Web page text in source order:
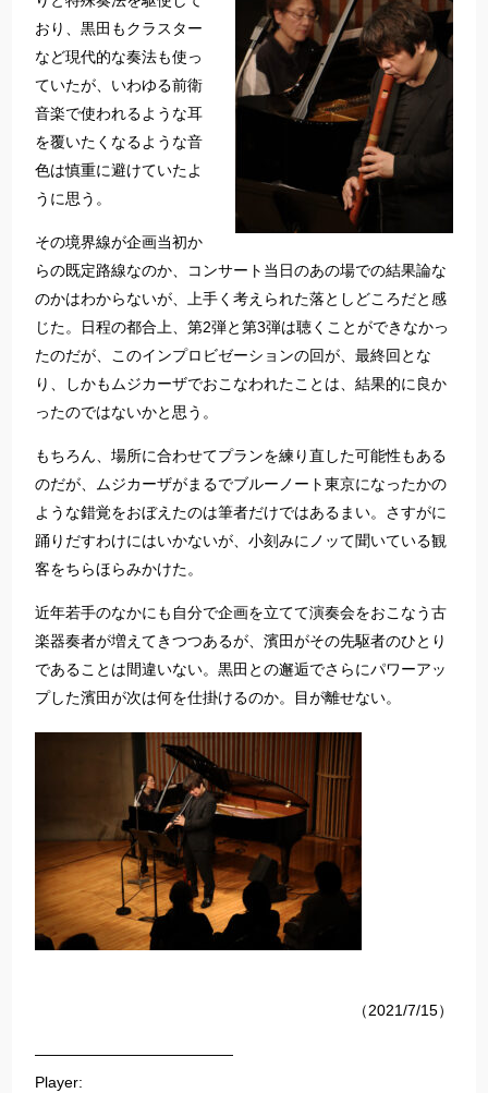
おり、黒田もクラスター
など現代的な奏法も使っ
ていたが、いわゆる前衛
音楽で使われるような耳
を覆いたくなるような音
色は慎重に避けていたよ
うに思う。
その境界線が企画当初か
らの既定路線なのか、コンサート当日のあの場での結果論な
のかはわからないが、上手く考えられた落としどころだと感
じた。日程の都合上、第2弾と第3弾は聴くことができなかっ
たのだが、このインプロビゼーションの回が、最終回とな
り、しかもムジカーザでおこなわれたことは、結果的に良か
ったのではないかと思う。
もちろん、場所に合わせてプランを練り直した可能性もある
のだが、ムジカーザがまるでブルーノート東京になったかの
ような錯覚をおぼえたのは筆者だけではあるまい。さすがに
踊りだすわけにはいかないが、小刻みにノッて聞いている観
客をちらほらみかけた。
近年若手のなかにも自分で企画を立てて演奏会をおこなう古
楽器奏者が増えてきつつあるが、濱田がその先駆者のひとり
であることは間違いない。黒田との邂逅でさらにパワーアッ
プした濱田が次は何を仕掛けるのか。目が離せない。
（2021/7/15）
—————————————
Player: